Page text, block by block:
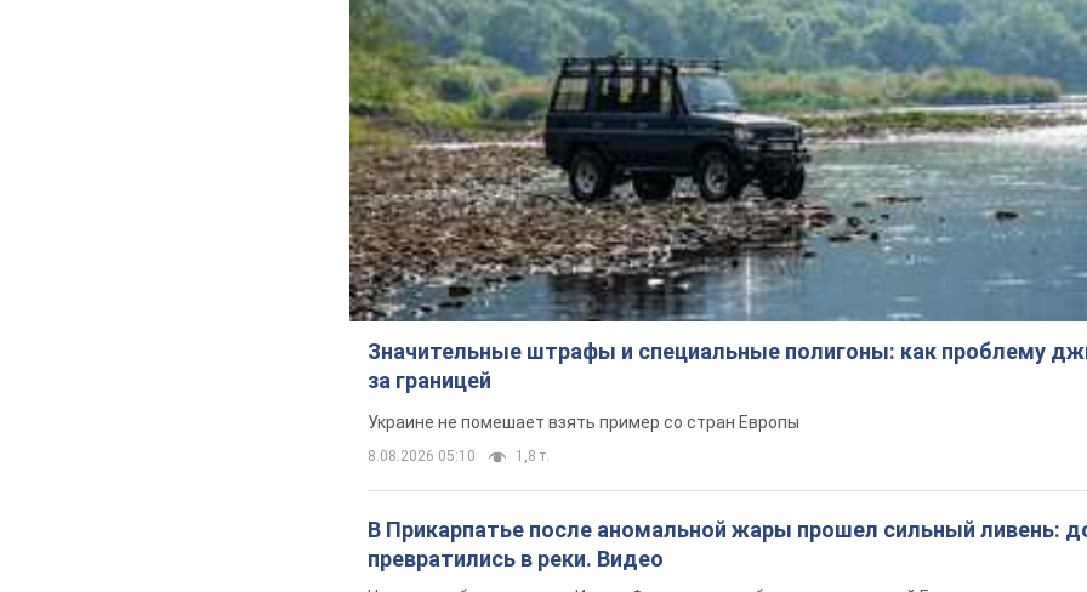
Значительные штрафы и специальные полигоны: как проблему
за границей
Украине не помешает взять пример со стран Европы
8.08.2026 05:10 1,8 т.
В Прикарпатье после аномальной жары прошел сильный ливень:
превратились в реки. Видео